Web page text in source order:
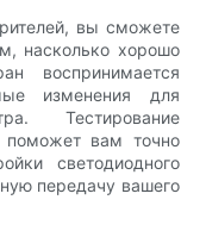
вы сможете
насколько хорошо
воспринимается
изменения для
Тестирование
поможет вам точно
светодиодного
передачу вашего